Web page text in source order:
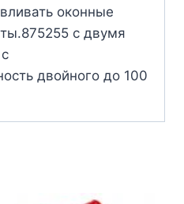
оконные
с двумя
двойного до 100